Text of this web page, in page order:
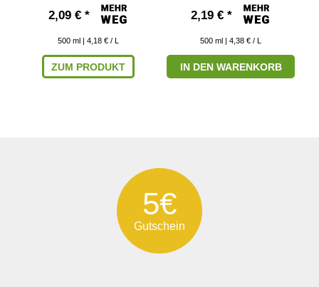
2,09 € *
500 ml | 4,18 € / L
ZUM PRODUKT
2,19 € *
500 ml | 4,38 € / L
IN DEN WARENKORB
5€
Gutschein